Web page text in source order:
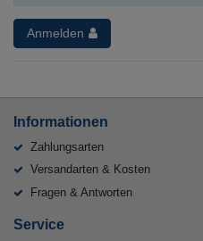
Anmelden
Informationen
Zahlungsarten
Versandarten & Kosten
Fragen & Antworten
Service